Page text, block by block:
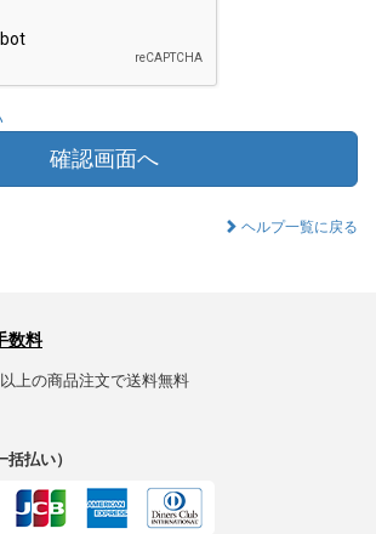
確認画面へ
ヘルプ一覧に戻る
数料
上の商品注文で送料無料
払い）